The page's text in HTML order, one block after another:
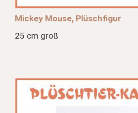
Mickey Mouse, Plüschfigur
25 cm groß